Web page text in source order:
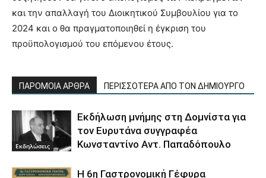
και την απαλλαγή του Διοικητικού Συμβουλίου για το
2024 και ο θα πραγματοποιηθεί η έγκριση του
προϋπολογισμού του επόμενου έτους.
ΠΑΡΟΜΟΙΑ ΑΡΘΡΑ ΠΕΡΙΣΣΟΤΕΡΑ ΑΠΟ ΤΟΝ ΔΗΜΙΟΥΡΓΟ
Εκδηλώσεις
Εκδήλωση μνήμης στη Δομνίστα για
τον Ευρυτάνα συγγραφέα
Κωνσταντίνο Αντ. Παπαδόπουλο
Η 6η Γαστρονομική Γέφυρα